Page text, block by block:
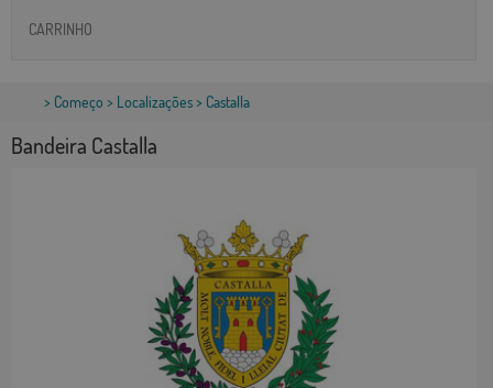
CARRINHO
> Começo > Localizações> Castalla
Bandeira Castalla